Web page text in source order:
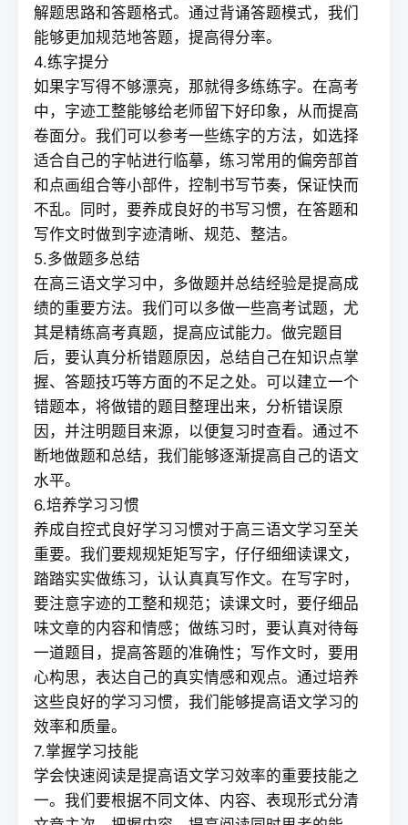
解题思路和答题格式。通过背诵答题模式，我们
能够更加规范地答题，提高得分率。
4.练字提分
如果字写得不够漂亮，那就得多练练字。在高考
中，字迹工整能够给老师留下好印象，从而提高
卷面分。我们可以参考一些练字的方法，如选择
适合自己的字帖进行临摹，练习常用的偏旁部首
和点画组合等小部件，控制书写节奏，保证快而
不乱。同时，要养成良好的书写习惯，在答题和
写作文时做到字迹清晰、规范、整洁。
5.多做题多总结
在高三语文学习中，多做题并总结经验是提高成
绩的重要方法。我们可以多做一些高考试题，尤
其是精练高考真题，提高应试能力。做完题目
后，要认真分析错题原因，总结自己在知识点掌
握、答题技巧等方面的不足之处。可以建立一个
错题本，将做错的题目整理出来，分析错误原
因，并注明题目来源，以便复习时查看。通过不
断地做题和总结，我们能够逐渐提高自己的语文
水平。
6.培养学习习惯
养成自控式良好学习习惯对于高三语文学习至关
重要。我们要规规矩矩写字，仔仔细细读课文，
踏踏实实做练习，认认真真写作文。在写字时，
要注意字迹的工整和规范；读课文时，要仔细品
味文章的内容和情感；做练习时，要认真对待每
一道题目，提高答题的准确性；写作文时，要用
心构思，表达自己的真实情感和观点。通过培养
这些良好的学习习惯，我们能够提高语文学习的
效率和质量。
7.掌握学习技能
学会快速阅读是提高语文学习效率的重要技能之
一。我们要根据不同文体、内容、表现形式分清